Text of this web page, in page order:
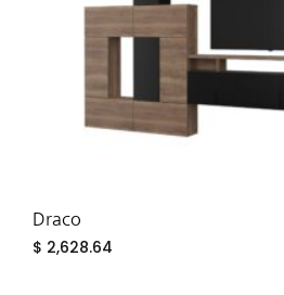
Draco
$ 2,628.64